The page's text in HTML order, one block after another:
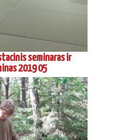
seminaras ir
2019 05